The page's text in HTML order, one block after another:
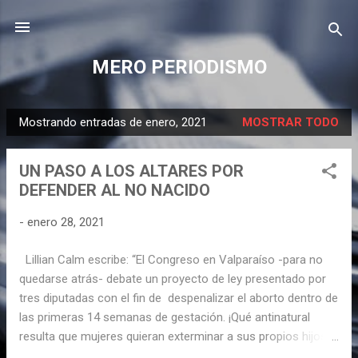
MERO PERIODISMO
E
n
Mostrando entradas de enero, 2021 MOSTRAR TODO
UN PASO A LOS ALTARES POR
DEFENDER AL NO NACIDO
- enero 28, 2021
Lillian Calm escribe: “El Congreso en Valparaíso -para no
quedarse atrás- debate un proyecto de ley presentado por
tres diputadas con el fin de despenalizar el aborto dentro de
las primeras 14 semanas de gestación. ¡Qué antinatural
resulta que mujeres quieran exterminar a sus propios hijos!”.